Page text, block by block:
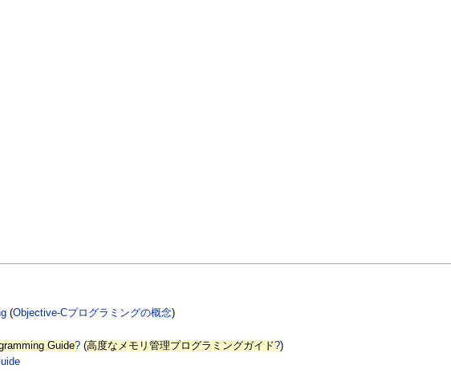
(Objective-Cプログラミングの概念)
Guide? (高度なメモリ管理プログラミングガイド?)